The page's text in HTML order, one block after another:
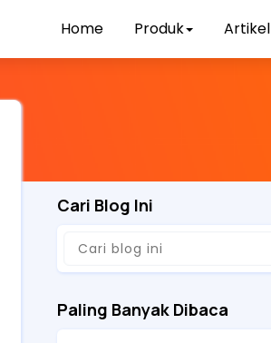
Home Produk Artikel
Cari Blog Ini
Paling Banyak Dibaca